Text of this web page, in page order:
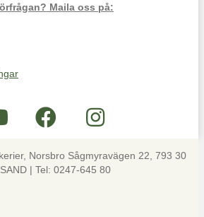
Maila oss på:
Norsbro Sågmyravägen 22, 793 30
| Tel: 0247-645 80